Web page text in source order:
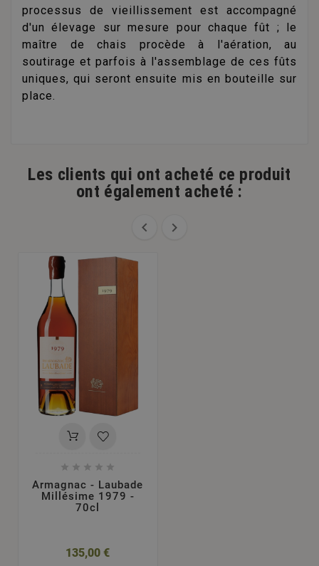
processus de vieillissement est accompagné
d'un élevage sur mesure pour chaque fût ; le
maître de chais procède à l'aération, au
soutirage et parfois à l'assemblage de ces fûts
uniques, qui seront ensuite mis en bouteille sur
place.
Les clients qui ont acheté ce produit
ont également acheté :
 
    
Armagnac - Laubade
Millésime 1979 -
70cl
135,00 €